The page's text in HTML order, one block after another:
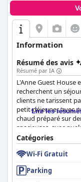
Information
Résumé des avis
Résumé par IA
L'Anne Guest House
recherchent un
clients ne tarissent
petit-déjeuner, avec
chaud préparé sur
spacieuses, avec
l'intimité.
compense tous les
serviable, amical et
confort des clients.
félicités pour leur
Lire les
Catégories
Wi-Fi Gratuit
Parking